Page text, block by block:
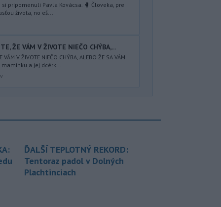
pripomenuli Pavla Kovácsa. 🥊 Človeka, pre
života, no eš...
ŽE VÁM V ŽIVOTE NIEČO CHÝBA,...
V ŽIVOTE NIEČO CHÝBA, ALEBO ŽE SA VÁM
maminku a jej dcérk...
ĎALŠÍ TEPLOTNÝ REKORD:
Tentoraz padol v Dolných
Plachtinciach